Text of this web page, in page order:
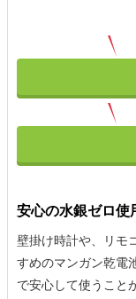
安心の水銀ゼロ使
壁掛け時計や、リモ
すめのマンガン乾電
で安心して使うこと